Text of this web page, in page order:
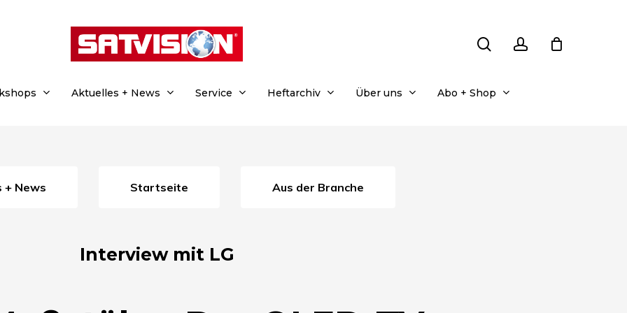
Aktuelles + News Service Heftarchiv Über uns Abo + Shop
+ News Startseite Aus der Branche
Interview mit LG